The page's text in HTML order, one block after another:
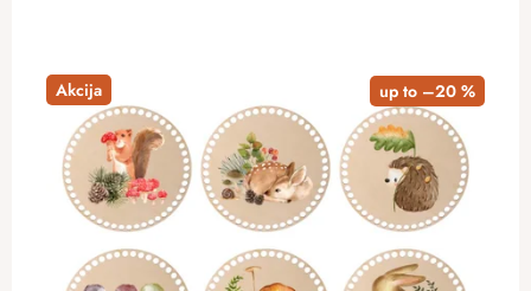
Akcija up to –20 %